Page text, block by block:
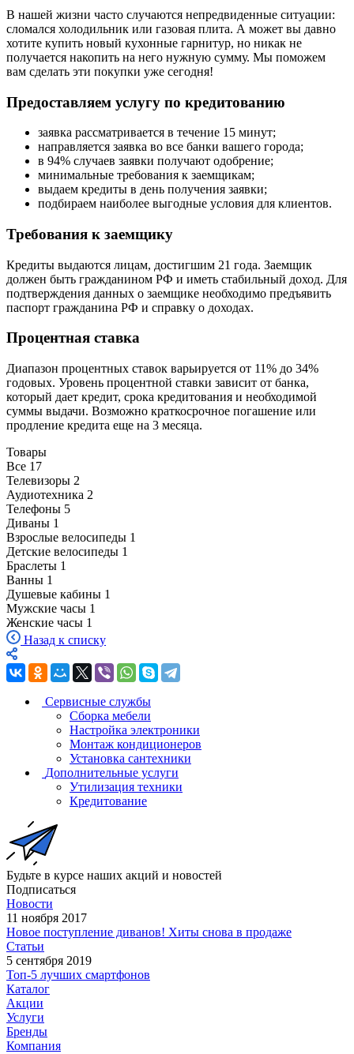
В нашей жизни часто случаются непредвиденные ситуации:
сломался холодильник или газовая плита. А может вы давно
хотите купить новый кухонные гарнитур, но никак не
получается накопить на него нужную сумму. Мы поможем
вам сделать эти покупки уже сегодня!
Предоставляем услугу по кредитованию
заявка рассматривается в течение 15 минут;
направляется заявка во все банки вашего города;
в 94% случаев заявки получают одобрение;
минимальные требования к заемщикам;
выдаем кредиты в день получения заявки;
подбираем наиболее выгодные условия для клиентов.
Требования к заемщику
Кредиты выдаются лицам, достигшим 21 года. Заемщик
должен быть гражданином РФ и иметь стабильный доход. Для
подтверждения данных о заемщике необходимо предъявить
паспорт гражданина РФ и справку о доходах.
Процентная ставка
Диапазон процентных ставок варьируется от 11% до 34%
годовых. Уровень процентной ставки зависит от банка,
который дает кредит, срока кредитования и необходимой
суммы выдачи. Возможно краткосрочное погашение или
продление кредита еще на 3 месяца.
Товары
Все 17
Телевизоры 2
Аудиотехника 2
Телефоны 5
Диваны 1
Взрослые велосипеды 1
Детские велосипеды 1
Браслеты 1
Ванны 1
Душевые кабины 1
Мужские часы 1
Женские часы 1
Назад к списку
Сервисные службы
Сборка мебели
Настройка электроники
Монтаж кондиционеров
Установка сантехники
Дополнительные услуги
Утилизация техники
Кредитование
Будьте в курсе наших акций и новостей
Подписаться
Новости
11 ноября 2017
Новое поступление диванов! Хиты снова в продаже
Статьи
5 сентября 2019
Топ-5 лучших смартфонов
Каталог
Акции
Услуги
Бренды
Компания